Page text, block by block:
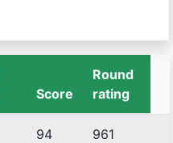
Score
Round
rating
94 961